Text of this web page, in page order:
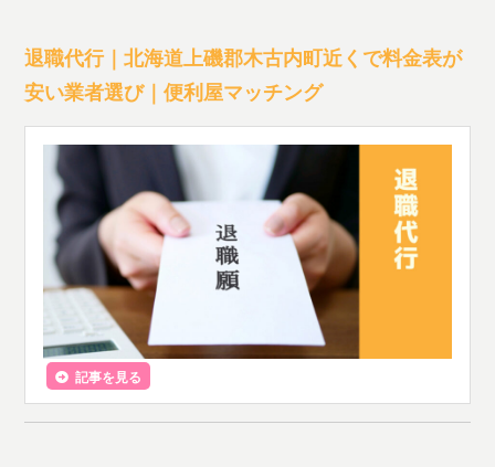
退職代行｜北海道上磯郡木古内町近くで料金表が
安い業者選び｜便利屋マッチング
記事を見る